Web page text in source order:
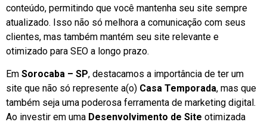
conteúdo, permitindo que você mantenha seu site sempre
atualizado. Isso não só melhora a comunicação com seus
clientes, mas também mantém seu site relevante e
otimizado para SEO a longo prazo.
Em Sorocaba – SP, destacamos a importância de ter um
site que não só represente a(o) Casa Temporada, mas que
também seja uma poderosa ferramenta de marketing digital.
Ao investir em uma Desenvolvimento de Site otimizada